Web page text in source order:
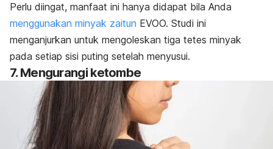
Perlu diingat, manfaat ini hanya didapat bila Anda
menggunakan minyak zaitun EVOO. Studi ini
menganjurkan untuk mengoleskan tiga tetes minyak
pada setiap sisi puting setelah menyusui.
7. Mengurangi ketombe